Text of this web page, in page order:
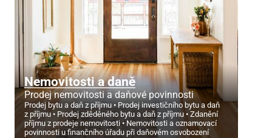
Nemovitosti a daně
Prodej nemovitosti a daňové povinnosti
Prodej bytu a daň z příjmu
Prodej investičního bytu a daň
z příjmu
Prodej zděděného bytu a daň z příjmu
Zdanění
příjmu z prodeje nemovitosti
Nemovitosti a oznamovací
povinnosti u finančního úřadu při daňovém osvobození